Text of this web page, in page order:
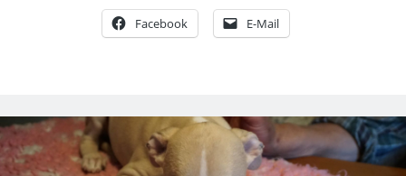
Wurf
ist
Facebook E-Mail